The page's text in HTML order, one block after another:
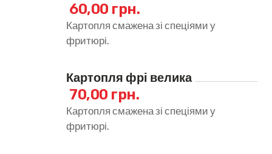
60,00 грн.
Картопля смажена зі спеціями у
фритюрі.
Картопля фрі велика
70,00 грн.
Картопля смажена зі спеціями у
фритюрі.